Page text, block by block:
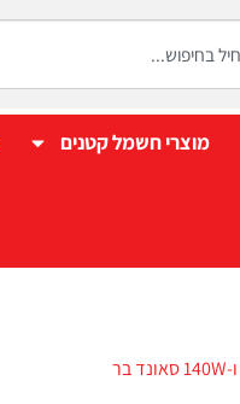
מוצרי חשמל קטנים